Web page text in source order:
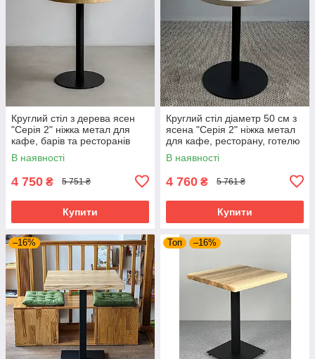
Круглий стіл з дерева ясен
"Серія 2" ніжка метал для
кафе, барів та ресторанів
В наявності
4 750 ₴ 5 751 ₴
Купити
Круглий стіл діаметр 50 см з
ясена "Серія 2" ніжка метал
для кафе, ресторану, готелю
та бару
В наявності
4 760 ₴ 5 761 ₴
Купити
–16% Топ –16%